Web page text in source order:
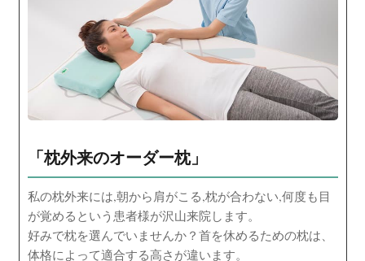
「枕外来のオーダー枕」
私の枕外来には,朝から肩がこる,枕が合わない,何度も目
が覚めるという患者様が沢山来院します。
好みで枕を選んでいませんか？首を休めるための枕は、
体格によって適合する高さが違います。